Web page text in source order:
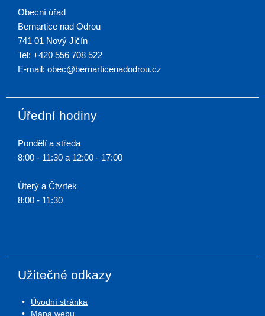
Obecní úřad
Bernartice nad Odrou
741 01 Nový Jičín
Tel: +420 556 708 522
E-mail: obec@bernarticenadodrou.cz
Úřední hodiny
Pondělí a středa
8:00 - 11:30 a 12:00 - 17:00
Úterý a Čtvrtek
8:00 - 11:30
Užitečné odkazy
Úvodní stránka
Mapa webu